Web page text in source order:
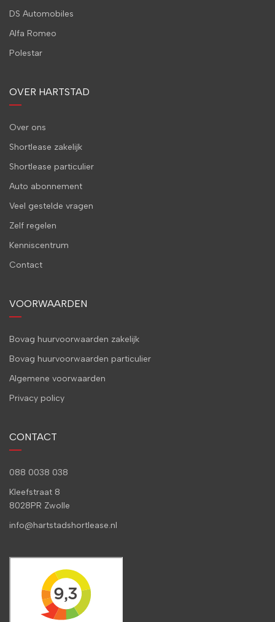
DS Automobiles
Alfa Romeo
Polestar
OVER HARTSTAD
Over ons
Shortlease zakelijk
Shortlease particulier
Auto abonnement
Veel gestelde vragen
Zelf regelen
Kenniscentrum
Contact
VOORWAARDEN
Bovag huurvoorwaarden zakelijk
Bovag huurvoorwaarden particulier
Algemene voorwaarden
Privacy policy
CONTACT
088 0038 038
Kleefstraat 8
8028PR Zwolle
info@hartstadshortlease.nl